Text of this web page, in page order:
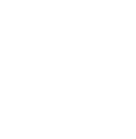
Ideen, Anregungen